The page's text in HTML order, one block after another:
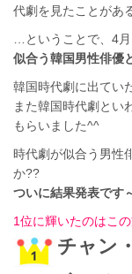
代劇を見たことがあ
…ということで、4
似合う韓国男性俳優
韓国時代劇に出てい
また韓国時代劇とい
もらいました^^
時代劇が似合う男性
か??
ついに結果発表です
1位に輝いたのはこ
チャン